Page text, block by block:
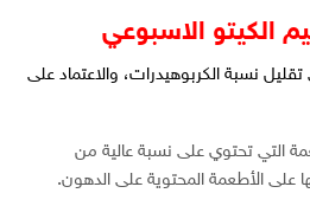
الكيتو الاسبوعي
نسبة الكربوهيدرات، والاعتماد على
التي تحتوي على نسبة عالية من
على الأطعمة المحتوية على الدهون.